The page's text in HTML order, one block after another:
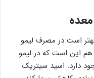
است در مصرف لیمو
این است که در لیمو
دارد. اسید سیتریک